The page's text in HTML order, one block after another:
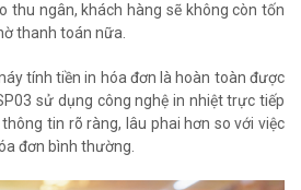
thu ngân, khách hàng sẽ không còn tốn
thanh toán nữa.
tính tiền in hóa đơn là hoàn toàn được
sử dụng công nghệ in nhiệt trực tiếp
tin rõ ràng, lâu phai hơn so với việc
đơn bình thường.